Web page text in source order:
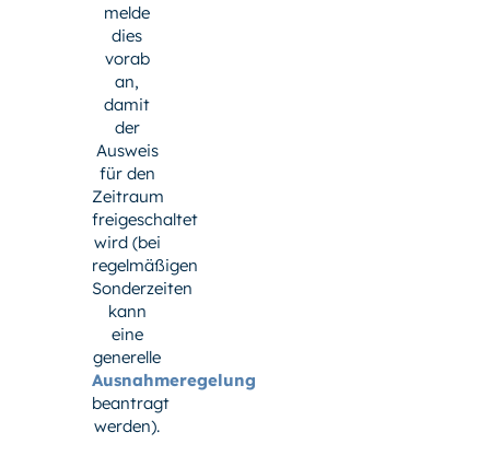
melde
dies
vorab
an,
damit
der
Ausweis
für den
Zeitraum
freigeschaltet
wird (bei
regelmäßigen
Sonderzeiten
kann
eine
generelle
Ausnahmeregelung
beantragt
werden).